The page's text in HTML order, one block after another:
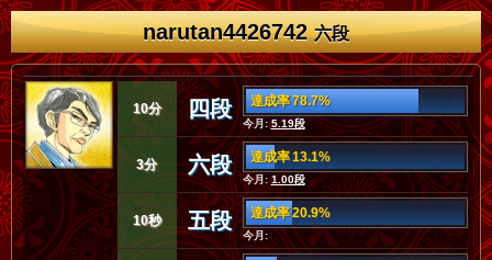
narutan4426742六段
10分 四段 達成率 78.7%
今月:5.19段
3分 六段 達成率 13.1%
今月:1.00段
10秒 五段 達成率 20.9%
今月: